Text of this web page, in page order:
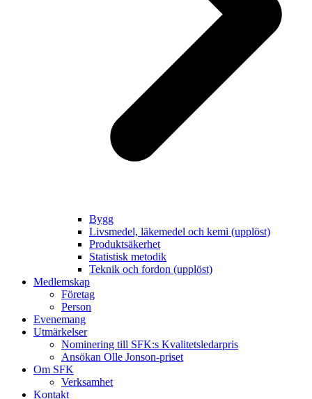
Bygg
Livsmedel, läkemedel och kemi (upplöst)
Produktsäkerhet
Statistisk metodik
Teknik och fordon (upplöst)
Medlemskap
Företag
Person
Evenemang
Utmärkelser
Nominering till SFK:s Kvalitetsledarpris
Ansökan Olle Jonson-priset
Om SFK
Verksamhet
Kontakt